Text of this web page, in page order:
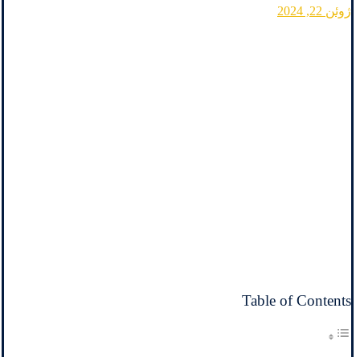
ژوئن 22, 2024
Table of Contents